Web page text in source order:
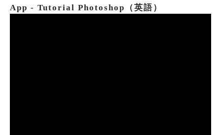
App - Tutorial Photoshop（英語）